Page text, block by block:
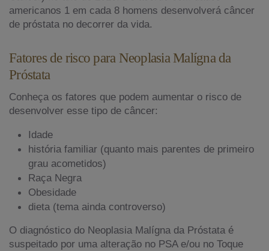
americanos 1 em cada 8 homens desenvolverá câncer
de próstata no decorrer da vida.
Fatores de risco para Neoplasia Malígna da
Próstata
Conheça os fatores que podem aumentar o risco de
desenvolver esse tipo de câncer:
Idade
história familiar (quanto mais parentes de primeiro
grau acometidos)
Raça Negra
Obesidade
dieta (tema ainda controverso)
O diagnóstico do Neoplasia Malígna da Próstata é
suspeitado por uma alteração no PSA e/ou no Toque